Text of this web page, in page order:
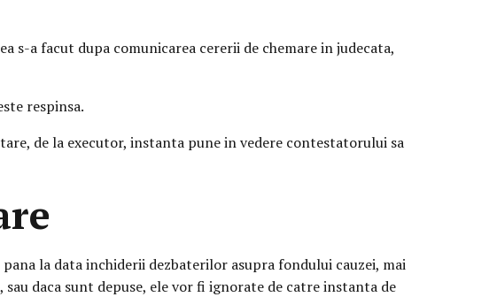
s-a facut dupa comunicarea cererii de chemare in judecata,
respinsa.
de la executor, instanta pune in vedere contestatorului sa
la data inchiderii dezbaterilor asupra fondului cauzei, mai
daca sunt depuse, ele vor fi ignorate de catre instanta de